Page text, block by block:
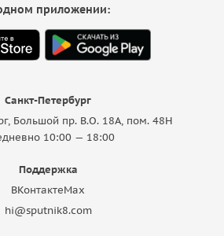
Санкт-Петербург
Большой пр. В.О. 18A, пом. 48Н
10:00 — 18:00
Поддержка
ВКонтактеMax
hi@sputnik8.com
приложении: